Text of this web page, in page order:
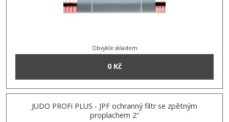
Obvykle skladem
0 Kč
JUDO PROFi PLUS - JPF ochranný filtr se zpětným
proplachem 2“